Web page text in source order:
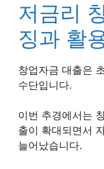
저금리
징과 활
창업자금 대출은
수단입니다.
이번 추경에서는
출이 확대되면서
늘어났습니다.